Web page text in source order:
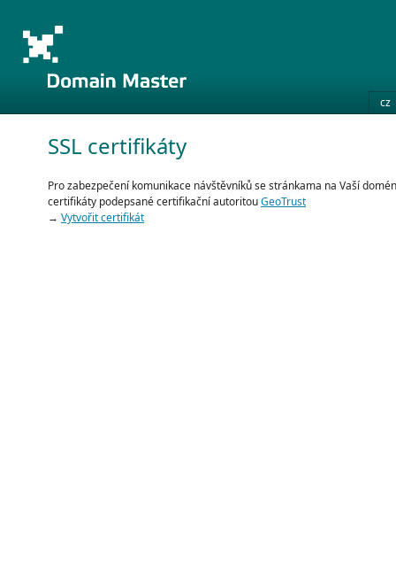
cz
SSL certifikáty
Pro zabezpečení komunikace návštěvníků se stránkama na Vaší
certifikáty podepsané certifikační autoritouGeoTrust
→ Vytvořit certifikát